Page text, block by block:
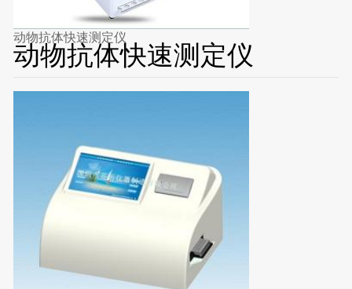
动物抗体快速测定仪
动物抗体快速测定仪